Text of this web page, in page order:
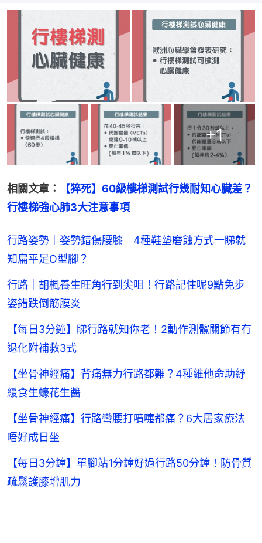
+1
相關文章：
【猝死】60級樓梯測試行幾耐知心臟差？
行樓梯強心肺3大注意事項
行路姿勢｜姿勢錯傷腰膝 4種鞋墊磨蝕方式一睇就
知扁平足O型腳？
行路｜胡楓養生旺角行到尖咀！行路記住呢9點免步
姿錯跌倒筋膜炎
【每日3分鐘】睇行路就知你老！2動作測髖關節有冇
退化附補救3式
【坐骨神經痛】背痛無力行路都難？4種維他命助紓
緩食生蠔花生醬
【坐骨神經痛】行路彎腰打噴嚏都痛？6大居家療法
唔好成日坐
【每日3分鐘】單腳站1分鐘好過行路50分鐘！防骨質
疏鬆護膝增肌力